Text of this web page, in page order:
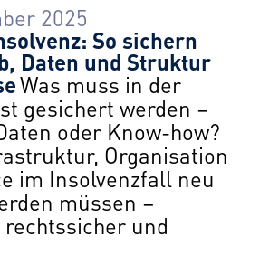
2025
So sichern
Daten und Struktur
Was muss in der
gesichert werden –
oder Know-how?
Organisation
im Insolvenzfall neu
müssen –
und